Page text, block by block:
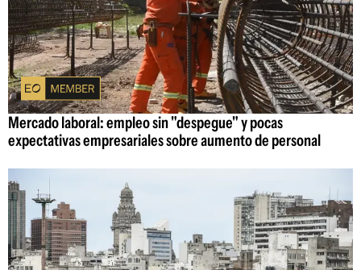
Mercado laboral: empleo sin "despegue" y pocas
expectativas empresariales sobre aumento de personal